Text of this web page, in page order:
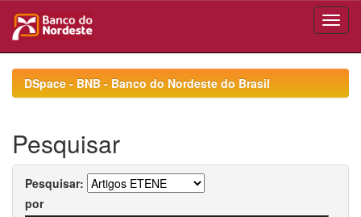
navigationDSpace - BNB - Banco do Nordeste do Brasil
Pesquisar
Pesquisar:
por